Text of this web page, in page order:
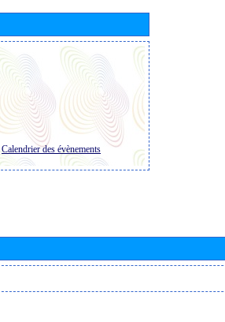
Calendrier des évènements